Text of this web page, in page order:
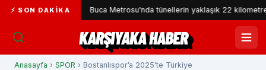
⚡ SON DAKIKABuca Metrosu'nda tünellerin yaklaşık 22 kilometresi
KARŞIYAKA HABER
Anasayfa › SPOR › Bostanlıspor’a 2025’te Türkiye